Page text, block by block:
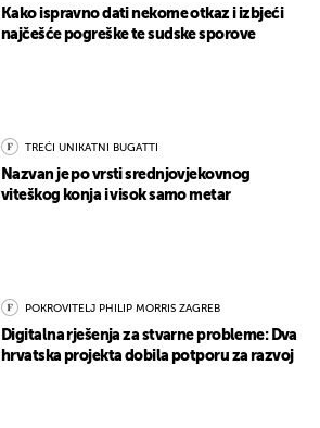
Kako ispravno dati nekome otkaz i izbjeći
najčešće pogreške te sudske sporove
TREĆI UNIKATNI BUGATTI
Nazvan je po vrsti srednjovjekovnog
viteškog konja i visok samo metar
POKROVITELJ PHILIP MORRIS ZAGREB
Digitalna rješenja za stvarne probleme: Dva
hrvatska projekta dobila potporu za razvoj